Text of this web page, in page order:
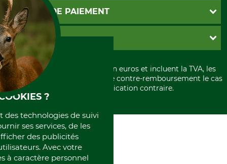
Contact
Garantie / Devis
Paramètres des cookies
CGV
Livraison
Conditions d'annulation
Formulaire de rétraction
Politique de confidentialité
Élimination et environnement
Rétractation de votre commande
MOYENS DE PAIEMENT
PayPal
Carte de crédit
Paiement á l'avance
GRUBE KG
Histoire
International
Portrait
Qui sommes-nous
Tous les prix sont exprimés en euros et incluent la TVA, les
frais d'expédition et les frais de contre-remboursement le cas
échéant, sauf indication contraire.
?
des technologies de suivi
ses services, de les
des publicités
Avec votre
à caractère personnel